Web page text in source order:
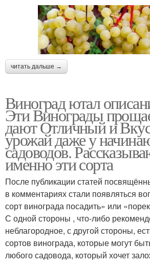
читать дальше →
Виноград ютал
Эти Винограды
дают Отличный и
урожай даже у
садоводов.
именно эти сорта
После публикации статей
в комментариях стали появляться
сорт винограда посадить» или
С одной стороны , что-либо
неблагородное, с другой стороны,
сортов винограда, которые могут
любого садовода, который хочет